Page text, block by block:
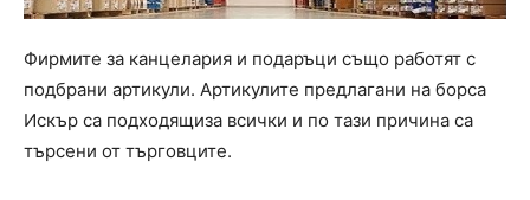
Фирмите за канцелария и подаръци също работят с
подбрани артикули. Артикулите предлагани на борса
Искър са подходящиза всички и по тази причина са
търсени от търговците.